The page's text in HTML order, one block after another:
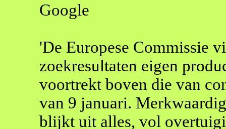
Google
'De Europese Commissie
zoekresultaten eigen
voortrekt boven die van
van 9 januari.
blijkt uit alles, vol